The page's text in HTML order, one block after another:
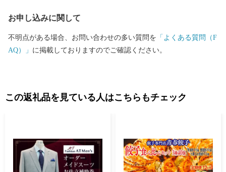
お申し込みに関して
不明点がある場合、お問い合わせの多い質問を 「よくある質問（F
AQ）」 に掲載しておりますのでご確認ください。
この返礼品を見ている人はこちらもチェック